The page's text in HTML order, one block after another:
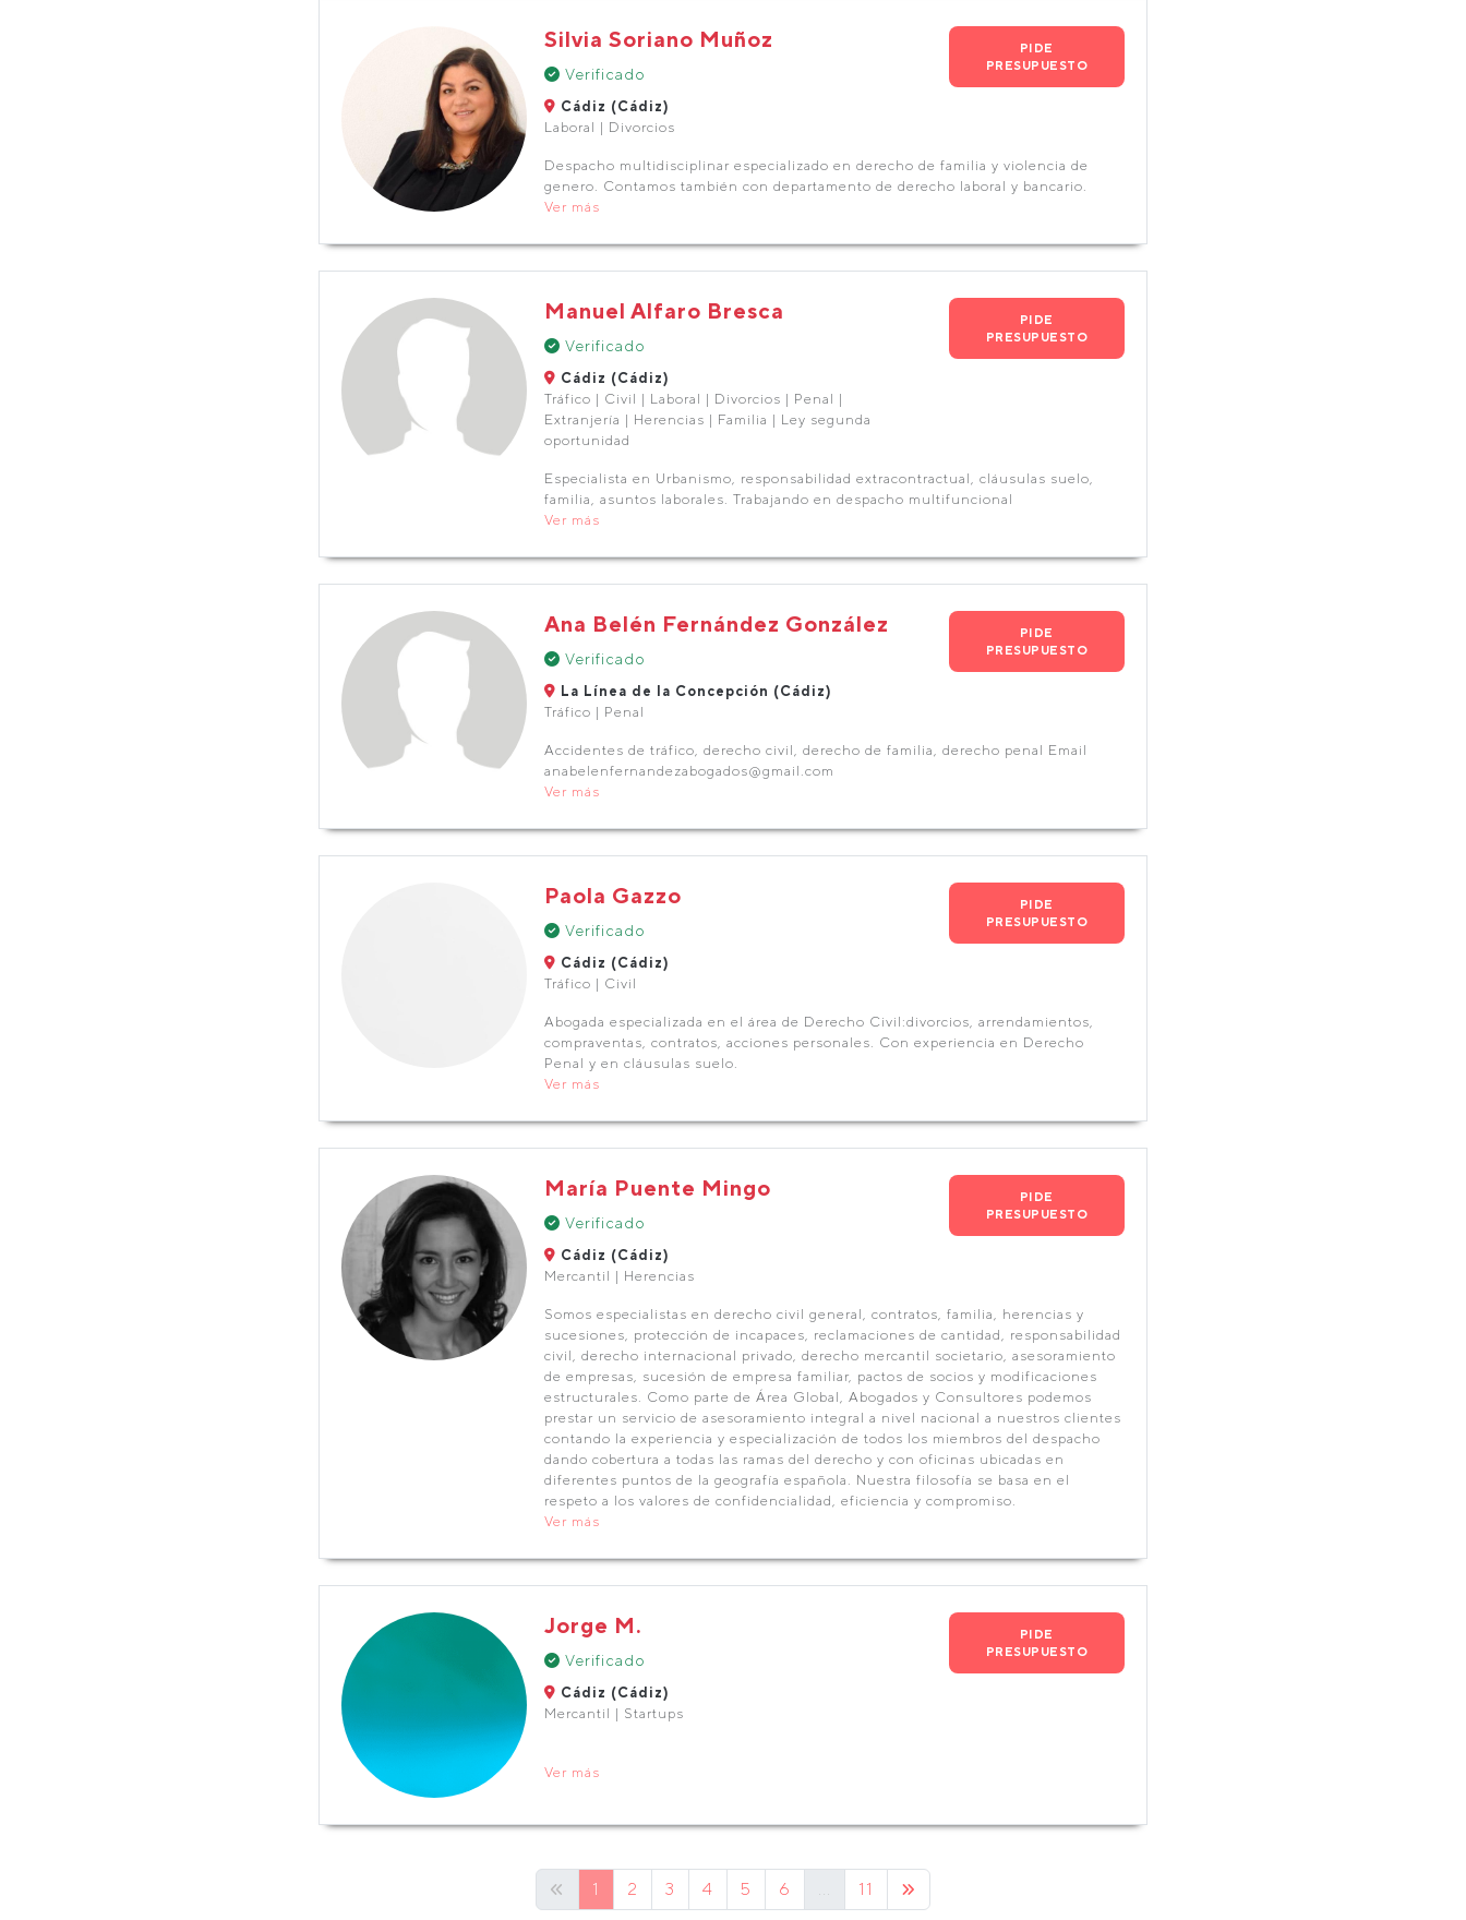
Silvia Soriano Muñoz
Verificado
Cádiz (Cádiz)
Laboral | Divorcios
PIDE
PRESUPUESTO
Despacho multidisciplinar especializado en derecho de familia y violencia de
genero. Contamos también con departamento de derecho laboral y bancario.
Ver más
Manuel Alfaro Bresca
Verificado
Cádiz (Cádiz)
Tráfico | Civil | Laboral | Divorcios | Penal |
Extranjería | Herencias | Familia | Ley segunda
oportunidad
PIDE
PRESUPUESTO
Especialista en Urbanismo, responsabilidad extracontractual, cláusulas suelo,
familia, asuntos laborales. Trabajando en despacho multifuncional
Ver más
Ana Belén Fernández González
Verificado
La Línea de la Concepción (Cádiz)
Tráfico | Penal
PIDE
PRESUPUESTO
Accidentes de tráfico, derecho civil, derecho de familia, derecho penal Email
anabelenfernandezabogados@gmail.com
Ver más
Paola Gazzo
Verificado
Cádiz (Cádiz)
Tráfico | Civil
PIDE
PRESUPUESTO
Abogada especializada en el área de Derecho Civil:divorcios, arrendamientos,
compraventas, contratos, acciones personales. Con experiencia en Derecho
Penal y en cláusulas suelo.
Ver más
María Puente Mingo
Verificado
Cádiz (Cádiz)
Mercantil | Herencias
PIDE
PRESUPUESTO
Somos especialistas en derecho civil general, contratos, familia, herencias y
sucesiones, protección de incapaces, reclamaciones de cantidad, responsabilidad
civil, derecho internacional privado, derecho mercantil societario, asesoramiento
de empresas, sucesión de empresa familiar, pactos de socios y modificaciones
estructurales. Como parte de Área Global, Abogados y Consultores podemos
prestar un servicio de asesoramiento integral a nivel nacional a nuestros clientes
contando la experiencia y especialización de todos los miembros del despacho
dando cobertura a todas las ramas del derecho y con oficinas ubicadas en
diferentes puntos de la geografía española. Nuestra filosofía se basa en el
respeto a los valores de confidencialidad, eficiencia y compromiso.
Ver más
Jorge M.
Verificado
Cádiz (Cádiz)
Mercantil | Startups
PIDE
PRESUPUESTO
Ver más
1 2 3 4 5 6 ... 11